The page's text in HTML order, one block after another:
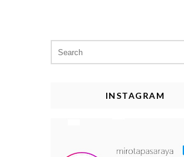
for:
INSTAGRAM